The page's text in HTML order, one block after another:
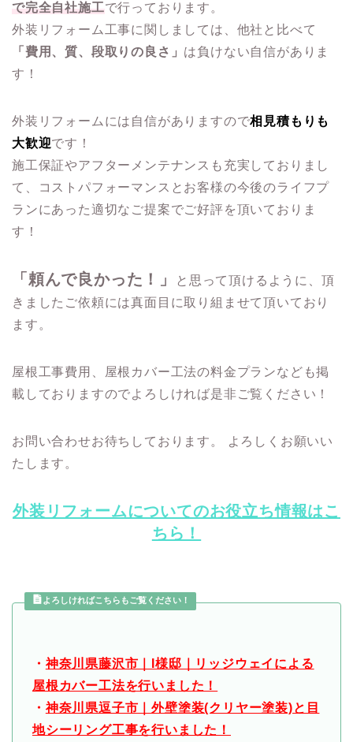
で完全自社施工で行っております。
外装リフォーム工事に関しましては、他社と比べて
「費用、質、段取りの良さ」 は負けない自信がありま
す！
外装リフォームには自信がありますので相見積もりも
大歓迎です！
施工保証やアフターメンテナンスも充実しておりまし
て、コストパフォーマンスとお客様の今後のライフプ
ランにあった適切なご提案でご好評を頂いておりま
す！
「頼んで良かった！」
と思って頂けるように、頂
きましたご依頼には真面目に取り組ませて頂いており
ます。
屋根工事費用、屋根カバー工法の料金プランなども掲
載しておりますのでよろしければ是非ご覧ください！
お問い合わせお待ちしております。 よろしくお願いい
たします。
外装リフォームについてのお役立ち情報はこ
ちら！
よろしければこちらもご覧ください！
・神奈川県藤沢市｜I様邸｜リッジウェイによる
屋根カバー工法を行いました！
・神奈川県逗子市｜外壁塗装(クリヤー塗装)と目
地シーリング工事を行いました！